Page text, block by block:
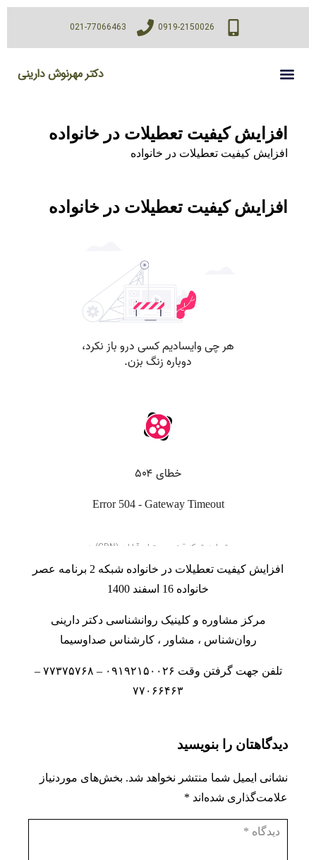
0919-2150026
021-77066463
دکتر مهرنوش دارینی
افزایش کیفیت تعطیلات در خانواده
افزایش کیفیت تعطیلات در خانواده
افزایش کیفیت تعطیلات در خانواده
افزایش کیفیت تعطیلات در خانواده شبکه 2 برنامه عصر
خانواده 16 اسفند 1400
مرکز مشاوره وکلینیک روانشناسی دکتر دارینی
روان‌شناس ، مشاور ، کارشناس صداوسیما
تلفن جهت گرفتن وقت ۰۹۱۹۲۱۵۰۰۲۶ – ۷۷۳۷۵۷۶۸ –
۷۷۰۶۶۴۶۳
دیدگاهتان را بنویسید
نشانی ایمیل شما منتشر نخواهد شد. بخش‌های موردنیاز
علامت‌گذاری شده‌اند *